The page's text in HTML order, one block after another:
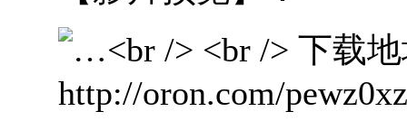
http://oron.com/